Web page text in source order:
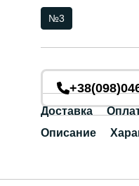
№3
Доставка
Описание